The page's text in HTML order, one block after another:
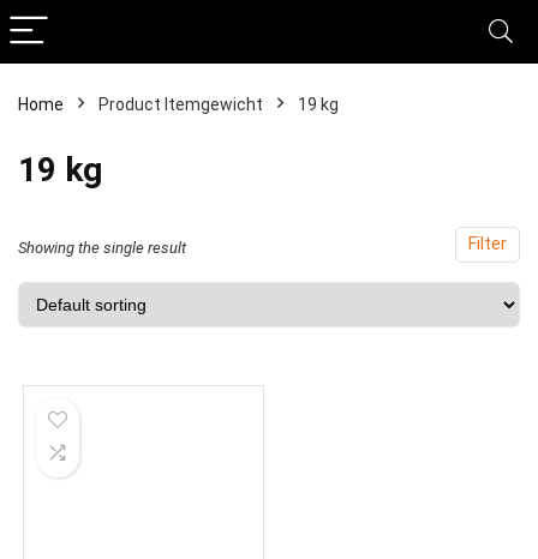
Home Product Itemgewicht ‎19 kg
‎19 kg
Filter
Showing the single result